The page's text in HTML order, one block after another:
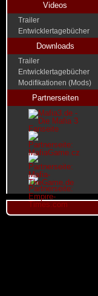
Videos
Trailer
Entwicklertagebücher
Downloads
Trailer
Entwicklertagebücher
Modifikationen (Mods)
Partnerseiten